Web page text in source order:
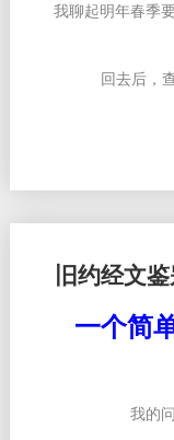
我聊起明年春季
回去后，
旧约经文
一个简
我的